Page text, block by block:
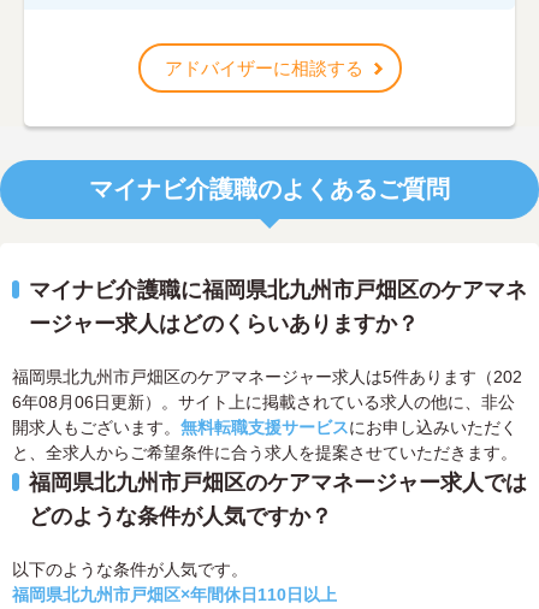
アドバイザーに相談する
マイナビ介護職のよくあるご質問
マイナビ介護職に福岡県北九州市戸畑区のケアマネ
ージャー求人はどのくらいありますか？
福岡県北九州市戸畑区のケアマネージャー求人は5件あります（202
6年08月06日更新）。サイト上に掲載されている求人の他に、非公
開求人もございます。 無料転職支援サービスにお申し込みいただく
と、全求人からご希望条件に合う求人を提案させていただきます。
福岡県北九州市戸畑区のケアマネージャー求人では
どのような条件が人気ですか？
以下のような条件が人気です。
福岡県北九州市戸畑区×年間休日110日以上